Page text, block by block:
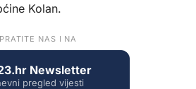
Kolan.
PRATITE NAS I NA
Newsletter
pregled vijesti